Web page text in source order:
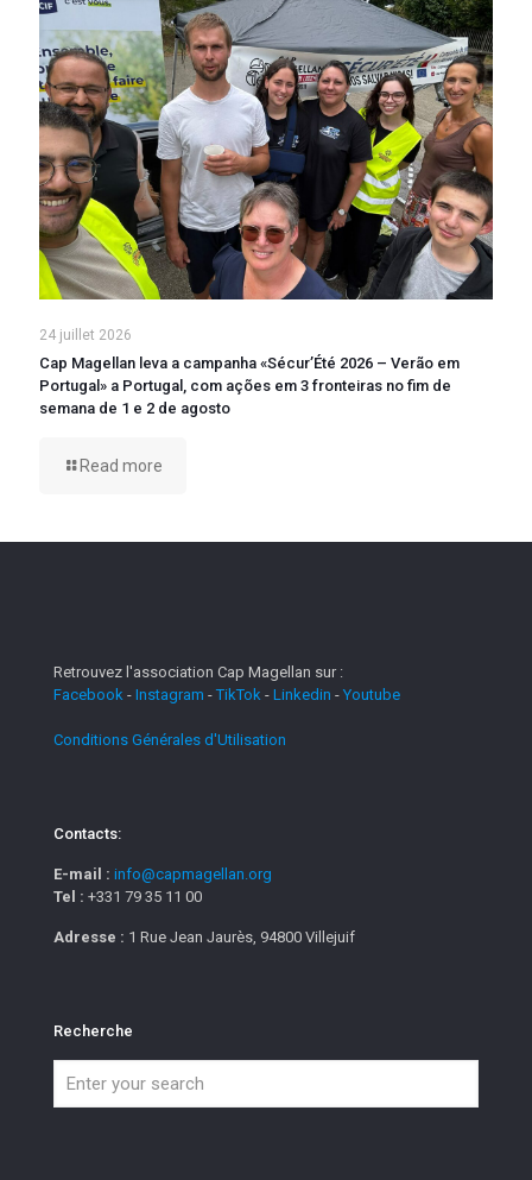
24 juillet 2026
Cap Magellan leva a campanha «Sécur’Été 2026 – Verão em
Portugal» a Portugal, com ações em 3 fronteiras no fim de
semana de 1 e 2 de agosto
Read more
Retrouvez l'association Cap Magellan sur :
Facebook - Instagram -TikTok - Linkedin - Youtube
Conditions Générales d'Utilisation
Contacts:
E-mail : info@capmagellan.org
Tel : +331 79 35 11 00
Adresse : 1 Rue Jean Jaurès, 94800 Villejuif
Recherche